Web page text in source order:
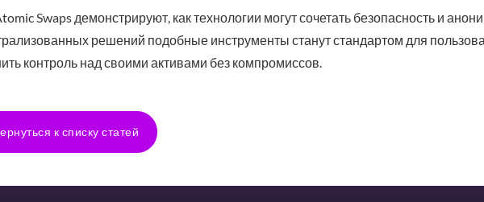
Swaps демонстрируют, как технологии могут сочетать безопасность и
решений подобные инструменты станут стандартом для
контроль над своими активами без компромиссов.
к списку статей